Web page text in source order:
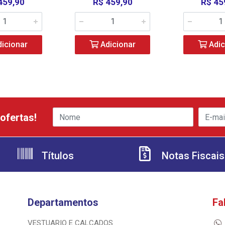
R$ 459,90
Adicionar
R$
Títulos Notas Fiscais
Departamentos
VESTUARIO E CALCADOS